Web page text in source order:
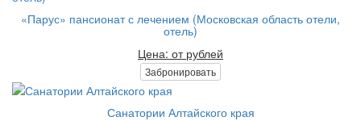
«Парус» пансионат с лечением (Московская область отели,
отель)
Цена: от рублей
Забронировать
Санатории Алтайского края